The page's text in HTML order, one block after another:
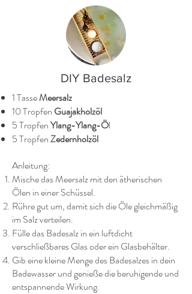
DIY Badesalz
1 TasseMeersalz
10 Tropfen Guajakholzöl
5 TropfenYlang-Ylang-Öl
5 TropfenZedernholzöl
Anleitung:
Mische das Meersalz mit den ätherischen
Ölen in einer Schüssel.
Rühre gut um, damit sich die Öle gleichmäßig
im Salz verteilen.
Fülle das Badesalz in ein luftdicht
verschließbares Glas oder ein Glasbehälter.
Gib eine kleine Menge des Badesalzes in dein
Badewasser und genieße die beruhigende und
entspannende Wirkung.